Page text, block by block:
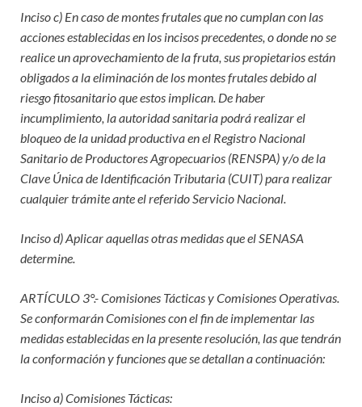
Inciso c) En caso de montes frutales que no cumplan con las
acciones establecidas en los incisos precedentes, o donde no se
realice un aprovechamiento de la fruta, sus propietarios están
obligados a la eliminación de los montes frutales debido al
riesgo fitosanitario que estos implican. De haber
incumplimiento, la autoridad sanitaria podrá realizar el
bloqueo de la unidad productiva en el Registro Nacional
Sanitario de Productores Agropecuarios (RENSPA) y/o de la
Clave Única de Identificación Tributaria (CUIT) para realizar
cualquier trámite ante el referido Servicio Nacional.
Inciso d) Aplicar aquellas otras medidas que el SENASA
determine.
ARTÍCULO 3°.- Comisiones Tácticas y Comisiones Operativas.
Se conformarán Comisiones con el fin de implementar las
medidas establecidas en la presente resolución, las que tendrán
la conformación y funciones que se detallan a continuación:
Inciso a) Comisiones Tácticas: